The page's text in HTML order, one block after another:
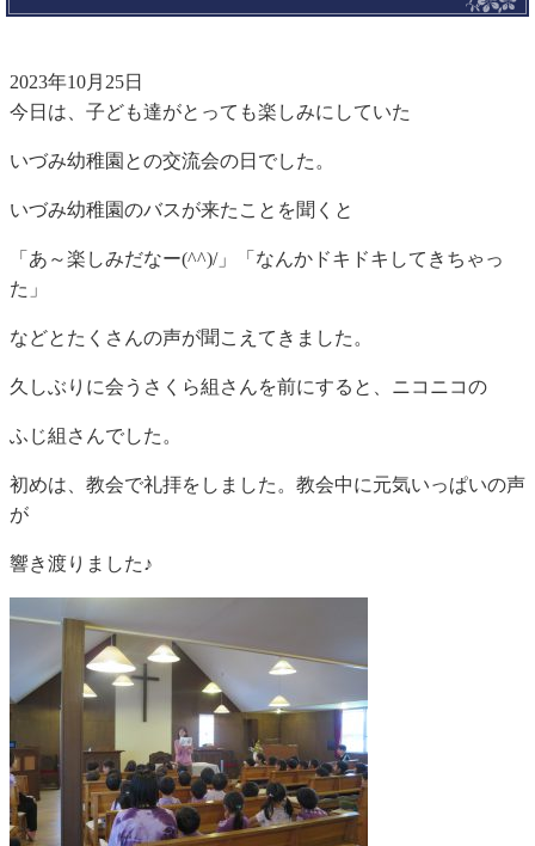
2023年10月25日
今日は、子ども達がとっても楽しみにしていた
いづみ幼稚園との交流会の日でした。
いづみ幼稚園のバスが来たことを聞くと
「あ～楽しみだなー(^^)/」「なんかドキドキしてきちゃっ
た」
などとたくさんの声が聞こえてきました。
久しぶりに会うさくら組さんを前にすると、ニコニコの
ふじ組さんでした。
初めは、教会で礼拝をしました。教会中に元気いっぱいの声
が
響き渡りました♪